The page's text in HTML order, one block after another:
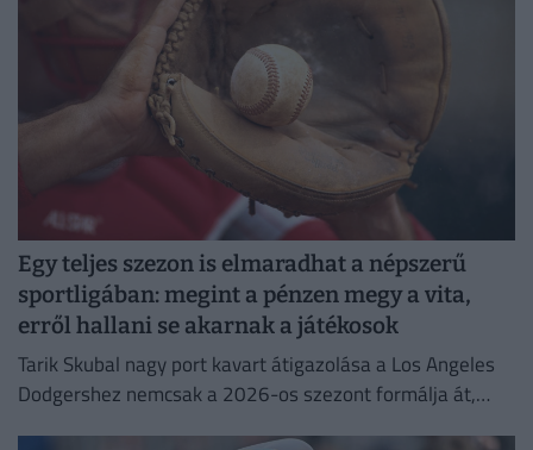
Egy teljes szezon is elmaradhat a népszerű
sportligában: megint a pénzen megy a vita,
erről hallani se akarnak a játékosok
Tarik Skubal nagy port kavart átigazolása a Los Angeles
Dodgershez nemcsak a 2026-os szezont formálja át,